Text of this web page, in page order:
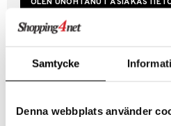
Samtycke
Denna webbplats använder
Luo uusi asiakas
Hyviä tarjouksia
Kestotilaus